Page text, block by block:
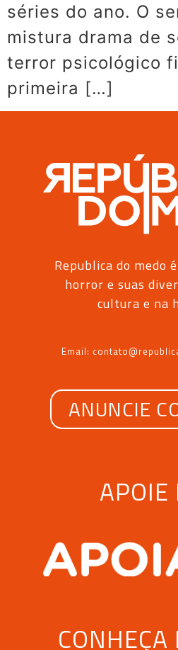
séries do ano. O
mistura drama de
terror psicológico
primeira […]
Republica do medo
horror e suas
cultura e na
Email:
ANUNCIE
APOIE
CONHEÇA